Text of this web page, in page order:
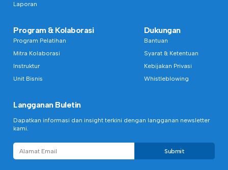
Laporan
Program & Kolaborasi
Program Pelatihan
Mitra Kolaborasi
Instruktur
Unit Bisnis
Dukungan
Bantuan
Syarat & Ketentuan
Kebijakan Privasi
Whistleblowing
Langganan Buletin
Dapatkan informasi dan insight terkini dengan langganan newsletter
kami.
Submit